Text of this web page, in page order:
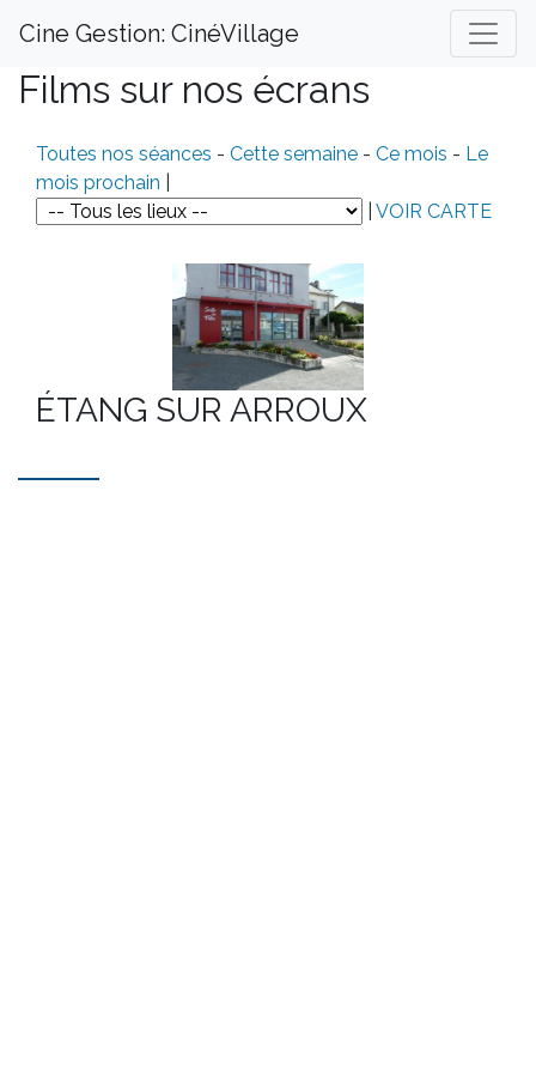
Cine Gestion: CinéVillage
Films sur nos écrans
Toutes nos séances - Cette semaine - Ce mois - Le
mois prochain
VOIR CARTE
ÉTANG SUR ARROUX